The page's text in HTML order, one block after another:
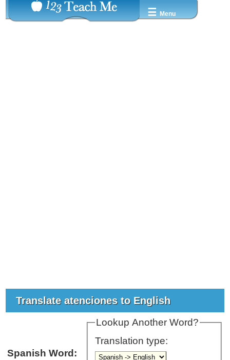
☰ Menu
Translate atenciones to English
Lookup Another Word?
Translation type:
Spanish Word: